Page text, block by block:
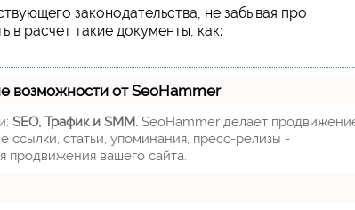
законодательства, не забывая про
в расчет такие документы, как:
от SeoHammer
SEO, Трафик и SMM. SeoHammer делает
ссылки, статьи, упоминания, пресс-релизы -
продвижения вашего сайта.